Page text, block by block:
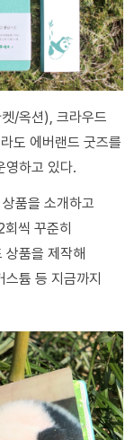
/옥션), 크라우드
도 에버랜드 굿즈를
영하고 있다.
품을 소개하고
씩 꾸준히
상품을 제작해
튬 등 지금까지